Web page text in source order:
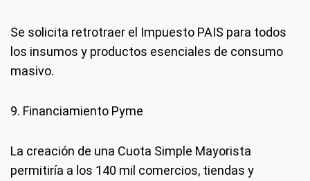
Se solicita retrotraer el Impuesto PAIS para todos
los insumos y productos esenciales de consumo
masivo.
9. Financiamiento Pyme
La creación de una Cuota Simple Mayorista
permitiría a los 140 mil comercios, tiendas y